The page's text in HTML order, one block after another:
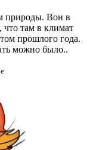
природы. Вон в
что там в климат
прошлого года.
можно было..